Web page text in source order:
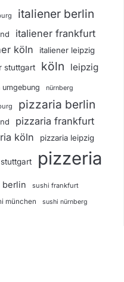
italiener berlin
italiener frankfurt
köln italiener leipzig
stuttgart köln leipzig
umgebung nürnberg
pizzaria berlin
pizzaria frankfurt
köln pizzaria leipzig
pizzeria
berlin sushi frankfurt
münchen sushi nürnberg